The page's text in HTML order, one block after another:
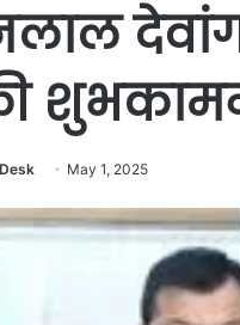
May 1, 2025